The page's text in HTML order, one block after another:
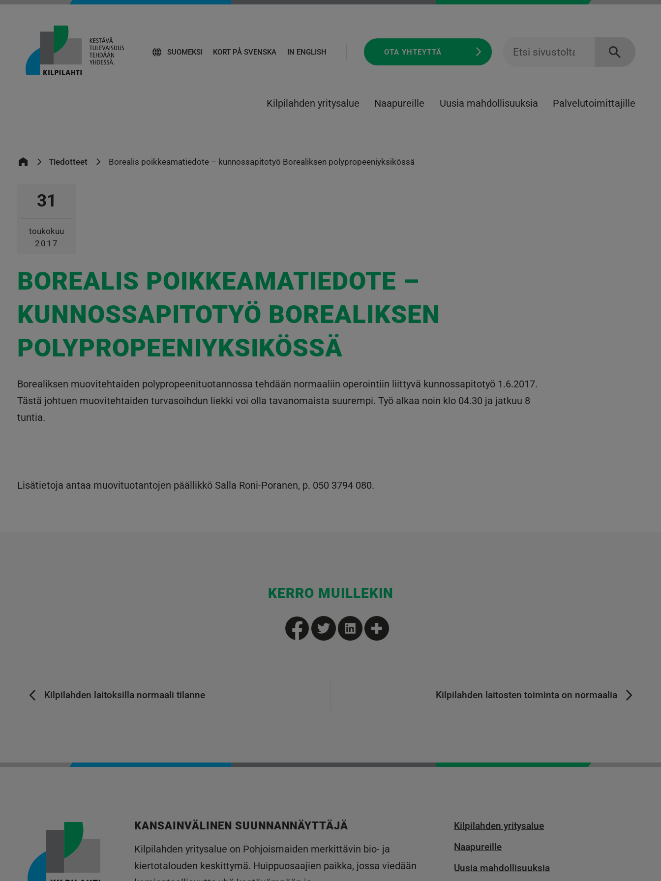
SUOMEKSI KORT PÅ SVENSKA IN ENGLISH OTA YHTEYTTÄ
Kilpilahden yritysalue Naapureille Uusia mahdollisuuksia Palvelu­toimittajille
Tiedotteet Borealis poikkeamatiedote – kunnossapitotyö Borealiksen polypropeeniyksikössä
31
toukokuu
2017
BOREALIS POIKKEAMATIEDOTE –
KUNNOSSAPITOTYÖ BOREALIKSEN
POLYPROPEENIYKSIKÖSSÄ
Borealiksen muovitehtaiden polypropeenituotannossa tehdään normaaliin operointiin liittyvä kunnossapitotyö 1.6.2017.
Tästä johtuen muovitehtaiden turvasoihdun liekki voi olla tavanomaista suurempi. Työ alkaa noin klo 04.30 ja jatkuu 8
tuntia.
Lisätietoja antaa muovituotantojen päällikkö Salla Roni-Poranen, p. 050 3794 080.
KERRO MUILLEKIN
Kilpilahden laitoksilla normaali tilanne Kilpilahden laitosten toiminta on normaalia
KANSAINVÄLINEN SUUNNANNÄYTTÄJÄ
Kilpilahden yritysalue on Pohjoismaiden merkittävin bio- ja
kiertotalouden keskittymä. Huippuosaajien paikka, jossa viedään
Kilpilahden yritysalue
Naapureille
Uusia mahdollisuuksia